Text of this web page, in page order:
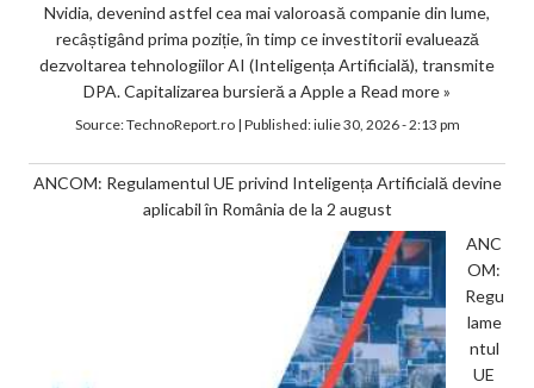
Nvidia, devenind astfel cea mai valoroasă companie din lume,
recâștigând prima poziție, în timp ce investitorii evaluează
dezvoltarea tehnologiilor AI (Inteligența Artificială), transmite
DPA. Capitalizarea bursieră a Apple a Read more »
Source:TechnoReport.ro| Published:iulie 30, 2026 - 2:13 pm
ANCOM: Regulamentul UE privind Inteligența Artificială devine
aplicabil în România de la 2 august
ANC
OM:
Regu
lame
ntul
UE